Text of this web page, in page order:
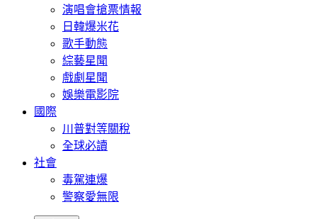
演唱會搶票情報
日韓爆米花
歌手動態
綜藝星聞
戲劇星聞
娛樂電影院
國際
川普對等關稅
全球必讀
社會
毒駕連爆
警察愛無限